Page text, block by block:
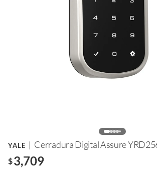
YALE Cerradura Digital Assure
$3,709